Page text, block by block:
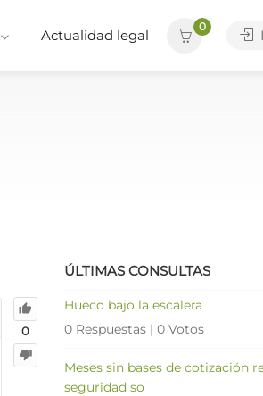
Actualidad legal
0
0
ÚLTIMAS CONSULTAS
Hueco bajo la escalera
0 Respuestas | 0 Votos
Meses sin bases de cotización
seguridad so